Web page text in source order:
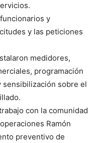
y
y las peticiones
medidores,
programación
sobre el
con la comunidad
Ramón
preventivo de